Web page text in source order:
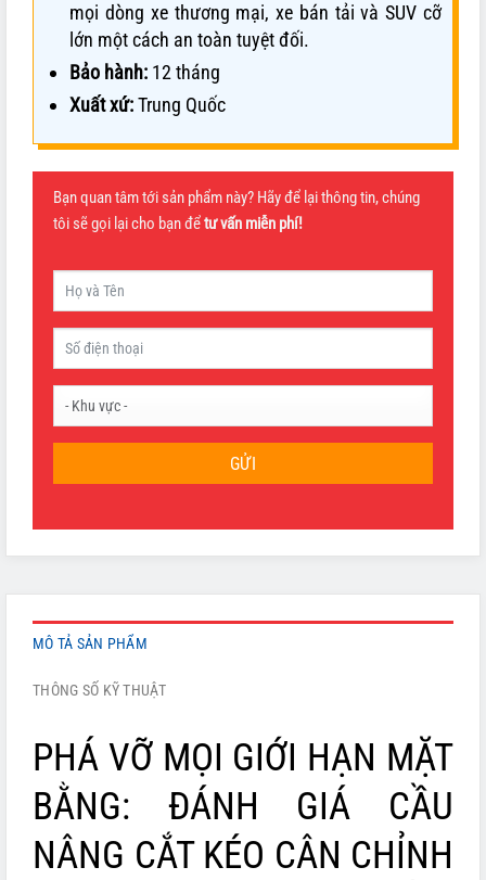
mọi dòng xe thương mại, xe bán tải và SUV cỡ
lớn một cách an toàn tuyệt đối.
Bảo hành: 12 tháng
Xuất xứ:Trung Quốc
Bạn quan tâm tới sản phẩm này? Hãy để lại thông tin, chúng
tôi sẽ gọi lại cho bạn đểtư vấn miễn phí!
GỬI
MÔ TẢ SẢN PHẨM
THÔNG SỐ KỸ THUẬT
PHÁ VỠ MỌI GIỚI HẠN MẶT
BẰNG: ĐÁNH GIÁ CẦU
NÂNG CẮT KÉO CÂN CHỈNH